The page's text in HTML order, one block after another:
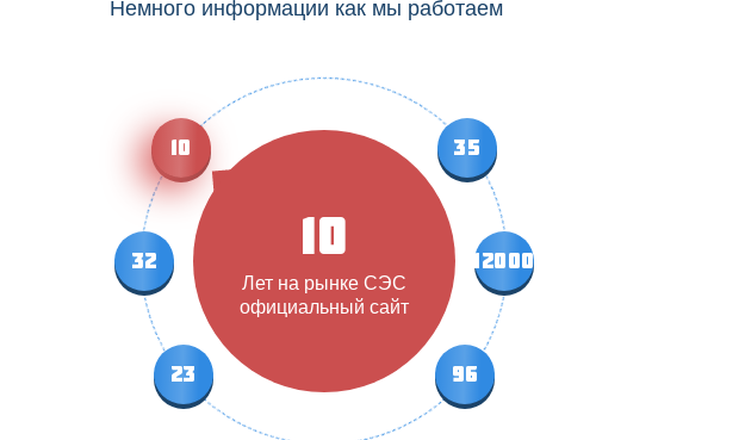
Немного информации как мы работаем
10 35
12000
96
23
32 10
Лет на рынке СЭС
официальный сайт